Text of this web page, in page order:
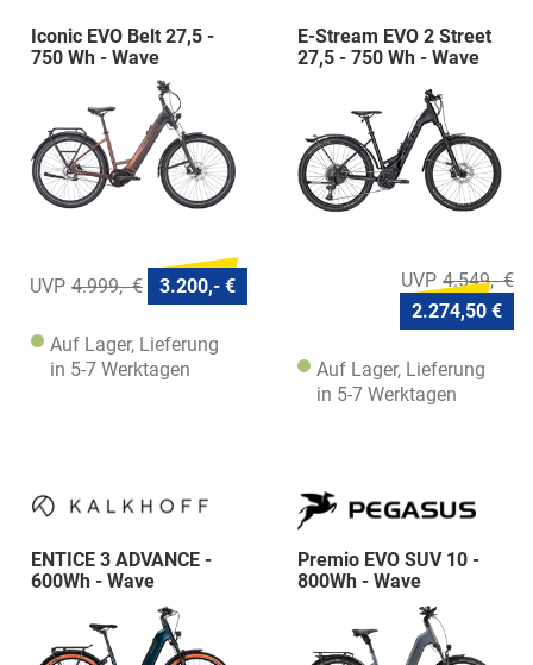
Iconic EVO Belt 27,5 -
750 Wh - Wave
4.999,- € 3.200,- €
Auf Lager, Lieferung
in 5-7 Werktagen
E-Stream EVO 2 Street
27,5 - 750 Wh - Wave
4.549,- €
2.274,50 €
Auf Lager, Lieferung
in 5-7 Werktagen
ENTICE 3 ADVANCE -
600Wh - Wave
Premio EVO SUV 10 -
800Wh - Wave